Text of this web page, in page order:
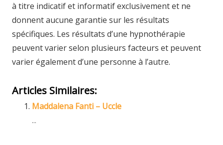
à titre indicatif et informatif exclusivement et ne
donnent aucune garantie sur les résultats
spécifiques. Les résultats d’une hypnothérapie
peuvent varier selon plusieurs facteurs et peuvent
varier également d’une personne à l’autre.
Articles Similaires:
Maddalena Fanti – Uccle
...